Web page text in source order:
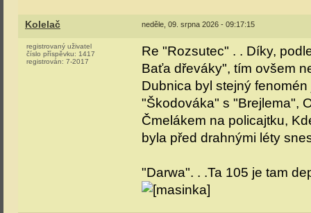
Kolelač neděle, 09. srpna 2026 - 09:17:15
registrovaný uživatel
číslo příspěvku: 1417
registrován: 7-2017
Re "Rozsutec" . . Díky,
Baťa dřeváky", tím ovšem
Dubnica byl stejný
"Škodováka" s "Brejlema",
Čmelákem na policajtku,
byla před drahnými léty
"Darwa". . .Ta 105 je tam